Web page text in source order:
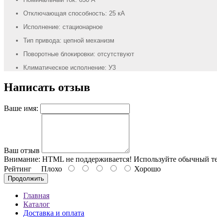
Отключающая способность: 25 кА
Исполнение: стационарное
Тип привода: цепной механизм
Поворотные блокировки: отсутствуют
Климатическое исполнение: У3
Написать отзыв
Ваше имя:
Ваш отзыв
Внимание: HTML не поддерживается! Используйте обычный
Рейтинг Плохо Хорошо
Продолжить
Главная
Каталог
Доставка и оплата